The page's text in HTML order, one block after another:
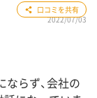
口コミを共有 3
2022/07/03
らず、会社の